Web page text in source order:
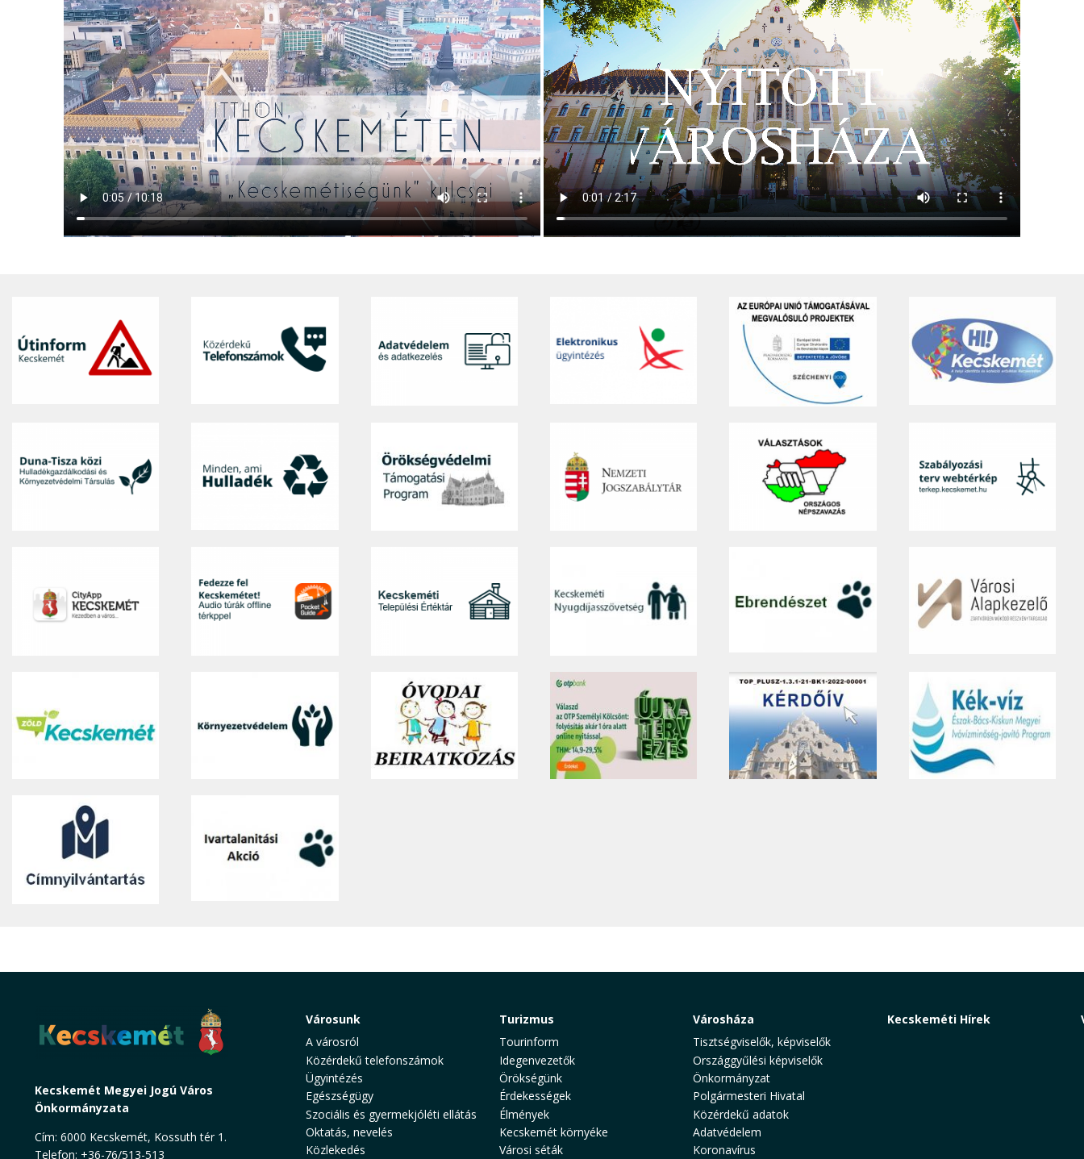
Kecskemét Megyei Jogú Város
Önkormányzata
Cím: 6000 Kecskemét, Kossuth tér 1.
Telefon: +36-76/513-513
Városunk
A városról
Közérdekű telefonszámok
Ügyintézés
Egészségügy
Szociális és gyermekjóléti ellátás
Oktatás, nevelés
Közlekedés
Turizmus
Tourinform
Idegenvezetők
Örökségünk
Érdekességek
Élmények
Kecskemét környéke
Városi séták
Városháza
Tisztségviselők, képviselők
Országgyűlési képviselők
Önkormányzat
Polgármesteri Hivatal
Közérdekű adatok
Adatvédelem
Koronavírus
Kecskeméti Hírek